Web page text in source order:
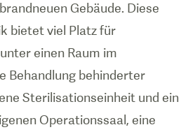
Gebäude. Diese
bietet viel Platz für
einen Raum im
Behandlung behinderter
Sterilisationseinheit und ein
Operationssaal, eine